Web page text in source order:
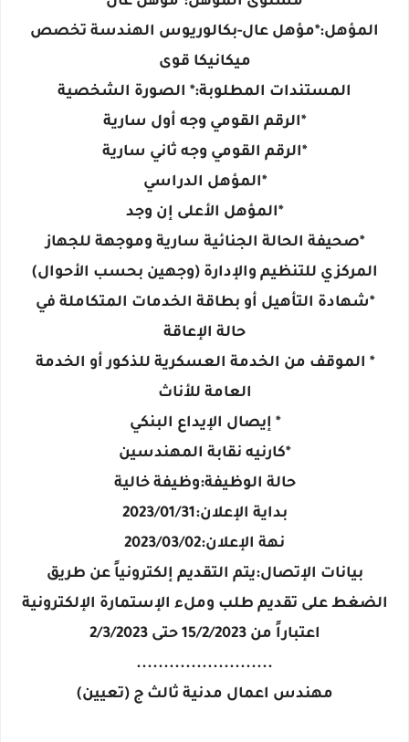
المؤهل:*مؤهل عال-بكالوريوس الهندسة تخصص
ميكانيكا قوى
المستندات المطلوبة:* الصورة الشخصية
*الرقم القومي وجه أول سارية
*الرقم القومي وجه ثاني سارية
*المؤهل الدراسي
*المؤهل الأعلى إن وجد
*صحيفة الحالة الجنائية سارية وموجهة للجهاز
المركزي للتنظيم والإدارة (وجهين بحسب الأحوال)
*شهادة التأهيل أو بطاقة الخدمات المتكاملة في
حالة الإعاقة
* الموقف من الخدمة العسكرية للذكور أو الخدمة
العامة للأناث
* إيصال الإيداع البنكي
*كارنيه نقابة المهندسين
حالة الوظيفة:وظيفة خالية
بداية الإعلان:2023/01/31
نهة الإعلان:2023/03/02
بيانات الإتصال:يتم التقديم إلكترونياً عن طريق
الضغط على تقديم طلب وملء الإستمارة الإلكترونية
اعتباراً من 15/2/2023 حتى 2/3/2023
.........................
مهندس اعمال مدنية ثالث ج (تعيين)